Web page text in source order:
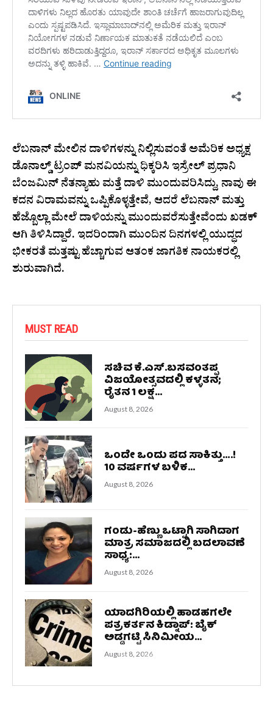
ಲೆಬನಾನ್ ಮೇಲಿನ ದಾಳಿಗಳನ್ನು ನಿಲ್ಲಿಸುವಂತೆ ಅಮೆರಿಕ ಅಧ್ಯಕ್ಷ
ಡೊನಾಲ್ಡ್ ಟ್ರಂಪ್ ಮನವಿಯನ್ನು ಧಿಕ್ಕರಿಸಿ ಇಸ್ರೇಲ್ ಪ್ರಧಾನಿ
ಬೆಂಜಮಿನ್ ನೆತನ್ಯಾಹು ಮತ್ತೆ ದಾಳಿ ಮುಂದುವರಿಸಿದ್ದು, ನಾವು ಈ
ಕದನ ವಿರಾಮವನ್ನು ಒಪ್ಪಿಕೊಳ್ಳತ್ತೇವೆ, ಆದರೆ ಲೆಬನಾನ್​ ಮತ್ತು
ಹೆಜ್ಬೊಲ್ಲಾ ಮೇಲೆ ದಾಳಿಯನ್ನು ಮುಂದುವರೆಸುತ್ತೇವೆಂದು ಖಡಕ್
ಆಗಿ ತಿಳಿಸಿದ್ದಾರೆ. ಇದರಿಂದಾಗಿ ಮುಂದಿನ ದಿನಗಳಲ್ಲಿ ಯುದ್ಧದ
ಭೀಕರತೆ ಮತ್ತಷ್ಟು ಹೆಚ್ಚಾಗುವ ಆತಂಕ ಜಾಗತಿಕ ನಾಯಕರಲ್ಲಿ
ಶುರುವಾಗಿದೆ.
MUST READ
ಸಚಿವ ಕೆ.ಎಸ್.ಬಸವಂತಪ್ಪ
ವಿಜಯೋತ್ಸವದಲ್ಲಿ ಕಳ್ಳತನ;
ರೈತನ 1 ಲಕ್ಷ...
August 8, 2026
ಒಂದೇ ಒಂದು ಪದ ಸಾಕಿತ್ತು….!
10 ವರ್ಷಗಳ ಬಳಿಕ...
August 8, 2026
ಗಂಡು-ಹೆಣ್ಣು ಒಟ್ಟಾಗಿ ಸಾಗಿದಾಗ
ಮಾತ್ರ ಸಮಾಜದಲ್ಲಿ ಬದಲಾವಣೆ
ಸಾಧ್ಯ:...
August 8, 2026
ಯಾದಗಿರಿಯಲ್ಲಿ ಹಾಡಹಗಲೇ
ಪತ್ರಕರ್ತನ ಕಿಡ್ನಾಪ್‌: ಬೈಕ್
ಅಡ್ಡಗಟ್ಟಿ ಸಿನಿಮೀಯ...
August 8, 2026